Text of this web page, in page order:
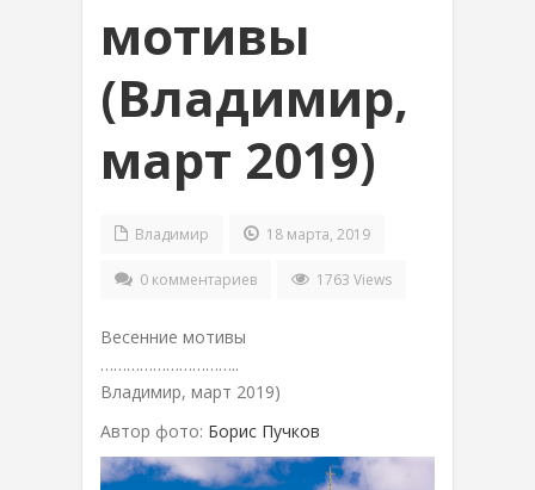
мотивы
(Владимир,
март 2019)
Владимир 18 марта, 2019
0 комментариев 1763 Views
Весенние мотивы
…………………………..
Владимир, март 2019)
Автор фото: Борис Пучков